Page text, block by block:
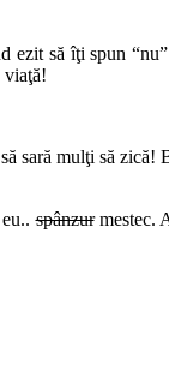
ezit să îţi spun
viaţă!
sară mulţi să zică!
eu..spânzurmestec.